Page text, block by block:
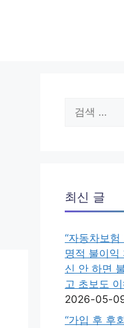
색:
최신 글
“자동차보
명적 불이익
신 안 하면
고 초보도
2026-05-
“가입 후 후